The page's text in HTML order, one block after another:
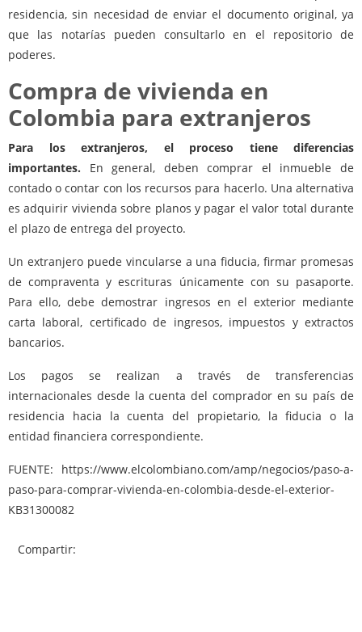
residencia, sin necesidad de enviar el documento original, ya
que las notarías pueden consultarlo en el repositorio de
poderes.
Compra de vivienda en
Colombia para extranjeros
Para los extranjeros, el proceso tiene diferencias
importantes. En general, deben comprar el inmueble de
contado o contar con los recursos para hacerlo. Una alternativa
es adquirir vivienda sobre planos y pagar el valor total durante
el plazo de entrega del proyecto.
Un extranjero puede vincularse a una fiducia, firmar promesas
de compraventa y escrituras únicamente con su pasaporte.
Para ello, debe demostrar ingresos en el exterior mediante
carta laboral, certificado de ingresos, impuestos y extractos
bancarios.
Los pagos se realizan a través de transferencias
internacionales desde la cuenta del comprador en su país de
residencia hacia la cuenta del propietario, la fiducia o la
entidad financiera correspondiente.
FUENTE: https://www.elcolombiano.com/amp/negocios/paso-a-
paso-para-comprar-vivienda-en-colombia-desde-el-exterior-
KB31300082
Compartir: